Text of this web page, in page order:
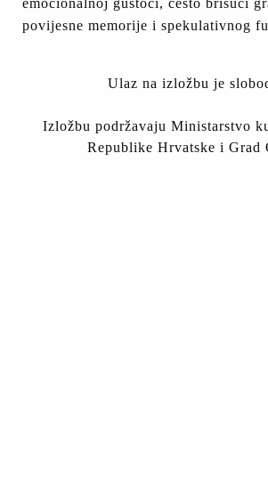
emocionalnoj gustoći, često brišući
povijesne memorije i spekulativnog
Ulaz na izložbu je
Izložbu podržavaju Ministarstvo
Republike Hrvatske i Grad